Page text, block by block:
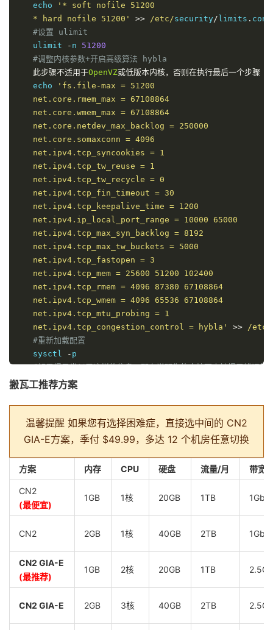
启动命令 /appex/bin/serverSpeeder
停止加速
/appex /bin/serverSpeeder.sh stop
状态查询
/appex
更新许可
/appex/bin
重新启动 /appex/bin/serverSpeeder
#安装锐速加速
wget - N -- no-check - certificate https
wget - N --no-check - certificate https
*（使用命令）*
#重启锐速
/serverspeeder/bin/serverSpeeder
#启动锐速
/serverspeeder/bin /serverSpeeder.sh start
#停止锐速
/serverspeeder/bin/ serverSpeeder.sh stop
#查看锐速运行情况
/serverspeeder /bin/serverSpeeder
#卸载开心版锐速
chattr - i /serverspeeder etc
echo
'* soft nofile 51200
* hard nofile 51200'
>> /etc/security/ limits . conf
#设置 ulimit
ulimit
- n 51200
#调整内核参数+开启高级算法 hybla
此步骤不适用于OpenVZ或低版本内核，否则在执行最后一个步骤
echo
'fs.file-max = 51200
net.core.rmem_max = 67108864
net.core.wmem_max = 67108864
net.core.netdev_max_backlog = 250000
net.core.somaxconn = 4096
net.ipv4.tcp_syncookies = 1
net.ipv4.tcp_tw_reuse = 1
net.ipv4.tcp_tw_recycle = 0
net.ipv4.tcp_fin_timeout = 30
net.ipv4.tcp_keepalive_time = 1200
net.ipv4.ip_local_port_range = 10000 65000
net.ipv4.tcp_max_syn_backlog = 8192
net.ipv4.tcp_max_tw_buckets = 5000
net.ipv4.tcp_fastopen = 3
net.ipv4.tcp_mem = 25600 51200 102400
net.ipv4.tcp_rmem = 4096 87380 67108864
net.ipv4.tcp_wmem = 4096 65536 67108864
net.ipv4.tcp_mtu_probing = 1
net.ipv4.tcp_congestion_control = hybla'
>> /etc/
#重新加载配置
sysctl
- p
#如果提示类似于这样的信息，那么说明你的内核不支持提示错误的
sysctl: cannot stat
搬瓦工推荐方案
温馨提醒 如果您有选择困难症，直接选中间的 CN2
GIA-E方案，季付 $49.99，多达 12 个机房任意切换
方案 内存 CPU 硬盘 流量/月 带宽
CN2
(最便宜)
1GB 1核 20GB 1TB
CN2 2GB 1核 40GB 2TB
CN2 GIA-E
(最推荐)
1GB 2核 20GB 1TB
CN2 GIA-E 2GB 3核 40GB 2TB